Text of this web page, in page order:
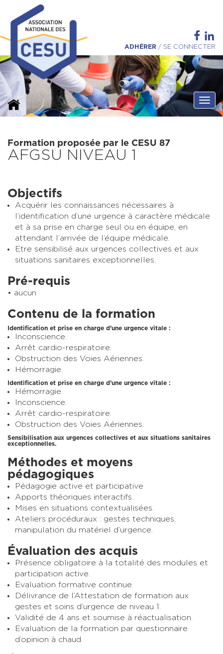
ADHÉRER / SE CONNECTER
Formation proposée par le CESU 87
AFGSU NIVEAU 1
Objectifs
Acquérir les connaissances nécessaires à
l’identification d’une urgence à caractère médicale
et à sa prise en charge seul ou en équipe, en
attendant l’arrivée de l’équipe médicale.
Etre sensibilisé aux urgences collectives et aux
situations sanitaires exceptionnelles.
Pré-requis
aucun
Contenu de la formation
Identification et prise en charge d’une urgence vitale :
Inconscience.
Arrêt cardio-respiratoire.
Obstruction des Voies Aériennes.
Hémorragie.
Identification et prise en charge d’une urgence vitale :
Hémorragie.
Inconscience.
Arrêt cardio-respiratoire.
Obstruction des Voies Aériennes.
Sensibilisation aux urgences collectives et aux situations sanitaires
exceptionnelles.
Méthodes et moyens
pédagogiques
Pédagogie active et participative
Apports théoriques interactifs.
Mises en situations contextualisées.
Ateliers procéduraux : gestes techniques,
manipulation du matériel d’urgence.
Évaluation des acquis
Présence obligatoire à la totalité des modules et
participation active.
Evaluation formative continue.
Délivrance de l’Attestation de formation aux
gestes et soins d’urgence de niveau 1.
Validité de 4 ans et soumise à réactualisation.
Evaluation de la formation par questionnaire
d’opinion à chaud.